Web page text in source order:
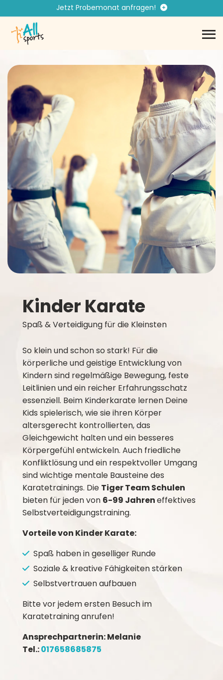
Jetzt Probemonat anfragen!
Kinder Karate
Spaß & Verteidigung für die Kleinsten
So klein und schon so stark! Für die
körperliche und geistige Entwicklung von
Kindern sind regelmäßige Bewegung, feste
Leitlinien und ein reicher Erfahrungsschatz
essenziell. Beim Kinderkarate lernen Deine
Kids spielerisch, wie sie ihren Körper
altersgerecht kontrollierten, das
Gleichgewicht halten und ein besseres
Körpergefühl entwickeln. Auch friedliche
Konfliktlösung und ein respektvoller Umgang
sind wichtige mentale Bausteine des
Karatetrainings. Die Tiger Team Schulen
bieten für jeden von 6-99 Jahreneffektives
Selbstverteidigungstraining.
Vorteile von Kinder Karate:
Spaß haben in geselliger Runde
Soziale & kreative Fähigkeiten stärken
Selbstvertrauen aufbauen
Bitte vor jedem ersten Besuch im
Karatetraining anrufen!
Ansprechpartnerin: Melanie
Tel.:017658685875